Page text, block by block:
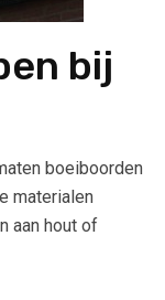
bij
boeiboorden
materialen
aan hout of